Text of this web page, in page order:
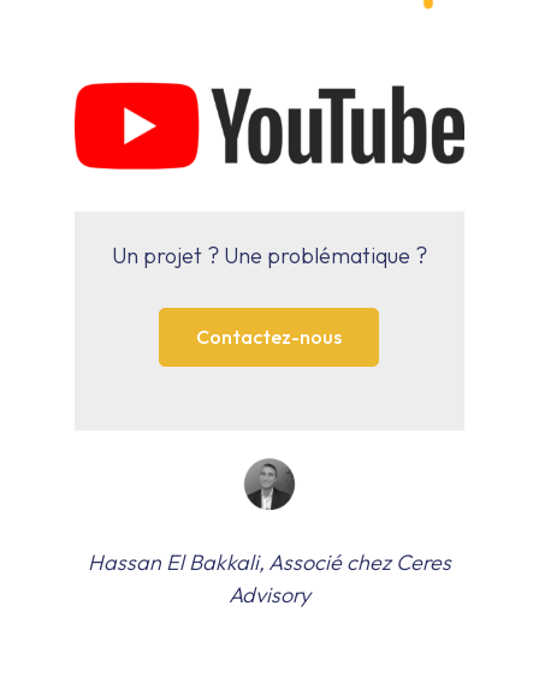
Un projet ? Une problématique ?
Contactez-nous
Hassan El Bakkali, Associé chez Ceres
Advisory